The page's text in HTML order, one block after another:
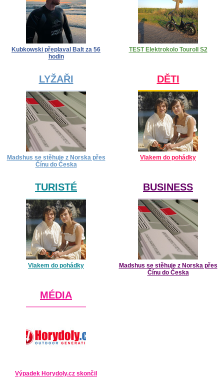
Kubkowski přeplaval Balt za 56
hodin
TEST Elektrokolo Touroll S2
LYŽAŘI
Madshus se stěhuje z Norska přes
Čínu do Česka
DĚTI
Vlakem do pohádky
TURISTÉ
Vlakem do pohádky
BUSINESS
Madshus se stěhuje z Norska přes
Čínu do Česka
MÉDIA
Výpadek Horydoly.cz skončil